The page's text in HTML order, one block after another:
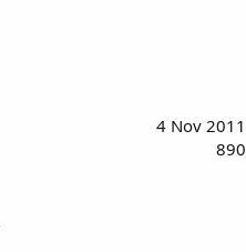
4 Nov 2011
890